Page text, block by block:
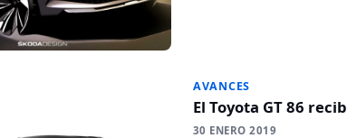
AVANCES
El Toyota GT 86
30 ENERO 2019